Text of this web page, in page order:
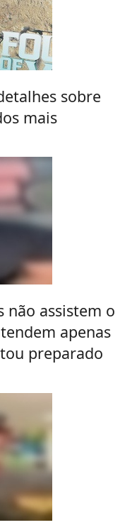
sobre
mais
não assistem o
apenas
preparado